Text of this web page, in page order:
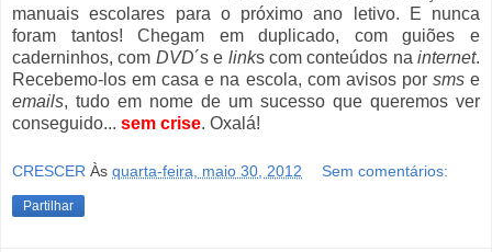
manuais escolares para o próximo ano letivo. E nunca
foram tantos!Chegam em duplicado, com guiões e
caderninhos, com DVD´s e links com conteúdos na internet.
Recebemo-los em casa e na escola, com avisos por smse
emails, tudo em nome de um sucesso que queremos ver
conseguido... sem crise. Oxalá!
CRESCER Às quarta-feira, maio 30, 2012 Sem comentários:
Partilhar